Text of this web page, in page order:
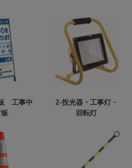
工事中
2-投光器・工事灯・
回転灯